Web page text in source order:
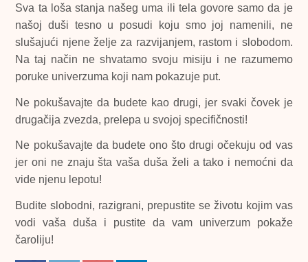
Sva ta loša stanja našeg uma ili tela govore samo da je
našoj duši tesno u posudi koju smo joj namenili, ne
slušajući njene želje za razvijanjem, rastom i slobodom.
Na taj način ne shvatamo svoju misiju i ne razumemo
poruke univerzuma koji nam pokazuje put.
Ne pokušavajte da budete kao drugi, jer svaki čovek je
drugačija zvezda, prelepa u svojoj specifičnosti!
Ne pokušavajte da budete ono što drugi očekuju od vas
jer oni ne znaju šta vaša duša želi a tako i nemoćni da
vide njenu lepotu!
Budite slobodni, razigrani, prepustite se životu kojim vas
vodi vaša duša i pustite da vam univerzum pokaže
čaroliju!